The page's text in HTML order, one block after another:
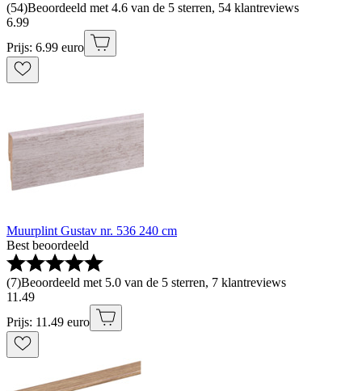
(54)Beoordeeld met 4.6 van de 5 sterren, 54 klantreviews
6.99
Prijs: 6.99 euro
Muurplint Gustav nr. 536 240 cm
Best beoordeeld
(7)Beoordeeld met 5.0 van de 5 sterren, 7 klantreviews
11 .49
Prijs: 11.49 euro